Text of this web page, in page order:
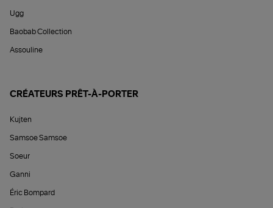
Ugg
Baobab Collection
Assouline
CRÉATEURS PRÊT-À-PORTER
Kujten
Samsoe Samsoe
Soeur
Ganni
Éric Bompard